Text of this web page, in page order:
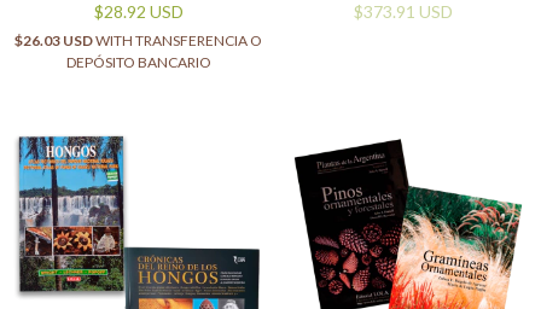
JARRO ENLOZADO - (COPIA)
$28.92 USD
$26.03 USDWITH TRANSFERENCIA O
DEPÓSITO BANCARIO
$373.91 USD